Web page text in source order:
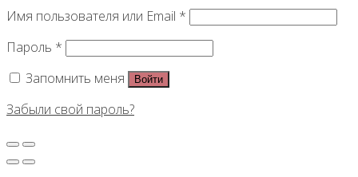
Имя пользователя или Email *
Пароль *
Запомнить меня
Войти
Забыли свой пароль?